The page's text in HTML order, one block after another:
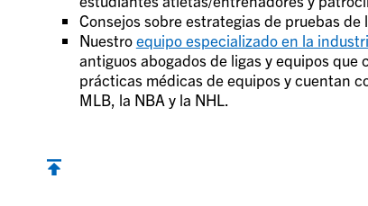
Consejos sobre estrategias de pruebas de
Nuestroequipo especializado en la
antiguos abogados de ligas y equipos
prácticas médicas de equipos y cuentan
MLB, la NBA y la NHL.